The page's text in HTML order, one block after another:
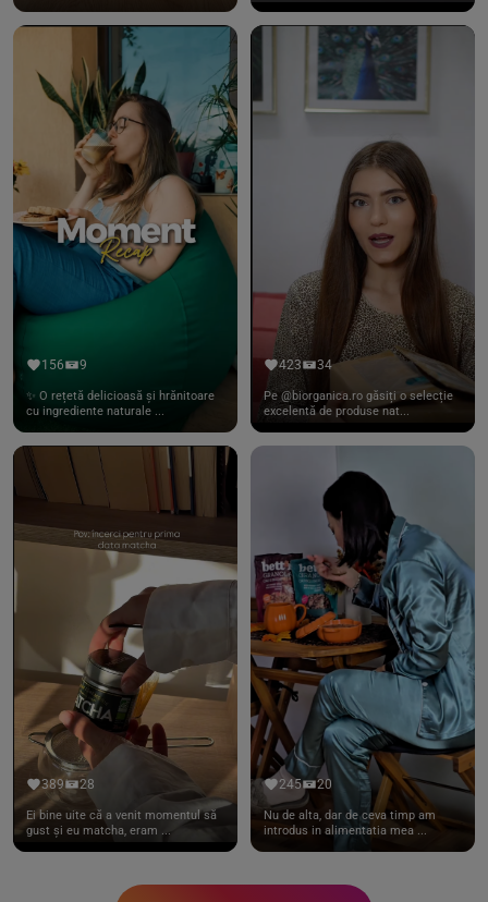
156 9
✨ O rețetă delicioasă și hrănitoare
cu ingrediente naturale ...
423 34
Pe @biorganica.ro găsiți o selecție
excelentă de produse nat...
389 28
Ei bine uite că a venit momentul să
gust și eu matcha, eram ...
245 20
Nu de alta, dar de ceva timp am
introdus in alimentatia mea ...